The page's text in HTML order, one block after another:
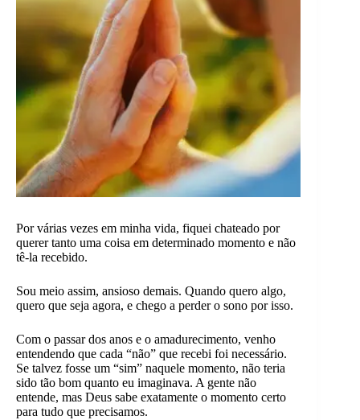
Por várias vezes em minha vida, fiquei chateado por
querer tanto uma coisa em determinado momento e não
tê-la recebido.
Sou meio assim, ansioso demais. Quando quero algo,
quero que seja agora, e chego a perder o sono por isso.
Com o passar dos anos e o amadurecimento, venho
entendendo que cada “não” que recebi foi necessário.
Se talvez fosse um “sim” naquele momento, não teria
sido tão bom quanto eu imaginava. A gente não
entende, mas Deus sabe exatamente o momento certo
para tudo que precisamos.